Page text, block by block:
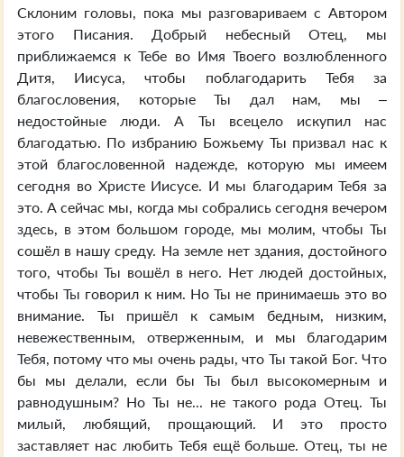
Склоним головы, пока мы разговариваем с Автором
этого Писания. Добрый небесный Отец, мы
приближаемся к Тебе во Имя Твоего возлюбленного
Дитя, Иисуса, чтобы поблагодарить Тебя за
благословения, которые Ты дал нам, мы –
недостойные люди. А Ты всецело искупил нас
благодатью. По избранию Божьему Ты призвал нас к
этой благословенной надежде, которую мы имеем
сегодня во Христе Иисусе. И мы благодарим Тебя за
это. А сейчас мы, когда мы собрались сегодня вечером
здесь, в этом большом городе, мы молим, чтобы Ты
сошёл в нашу среду. На земле нет здания, достойного
того, чтобы Ты вошёл в него. Нет людей достойных,
чтобы Ты говорил к ним. Но Ты не принимаешь это во
внимание. Ты пришёл к самым бедным, низким,
невежественным, отверженным, и мы благодарим
Тебя, потому что мы очень рады, что Ты такой Бог. Что
бы мы делали, если бы Ты был высокомерным и
равнодушным? Но Ты не... не такого рода Отец. Ты
милый, любящий, прощающий. И это просто
заставляет нас любить Тебя ещё больше. Отец, ты не